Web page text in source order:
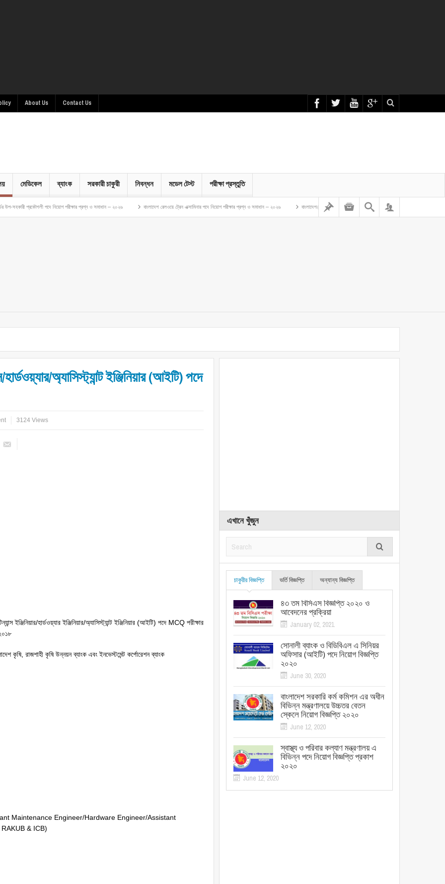
About Us Contact Us
মেডিকেল ব্যাংক সরকারী চাকুরী নিবন্ধন মডেল টেস্ট পরীক্ষা প্রস্তুতি
পদে নিয়োগ পরীক্ষার প্রশ্ন ও সমাধান – ২০২৬ বাংলাদেশ রেলওয়ে ট্রেন এক্সামিনার পদে নিয়োগ পরীক্ষার প্রশ্ন ও সমাধান – ২০২৬ বাংলাদেশ গম ও ভুট্টা গবেষণা ইনস্টিটিউট এর অফিস সহকারী কাম কম্পিউটার মুদ্রাক্ষরিক নিয়োগ লিখিত
অ্যাসিস্ট্যান্ট ইঞ্জিনিয়ার (আইটি) পদে
3124 Views
ইঞ্জিনিয়ার/হার্ডওয়্যার ইঞ্জিনিয়ার/অ্যাসিস্ট্যান্ট ইঞ্জিনিয়ার (আইটি) পদে MCQ পরীক্ষার
কৃষি, রাজশাহী কৃষি উন্নয়ন ব্যাংক এবং ইনভেস্টমেন্ট কর্পোরেশন ব্যাংক
Maintenance Engineer/Hardware Engineer/Assistant
& ICB)
এখানে খুঁজুন
চাকুরীর বিজ্ঞপ্তি ভর্তি বিজ্ঞপ্তি অন্যান্য বিজ্ঞপ্তি
৪৩ তম বিসিএস বিজ্ঞপ্তি ২০২০ ও
আবেদনের প্রক্রিয়া
January 02, 2021
সোনালী ব্যাংক ও বিডিবিএল এ সিনিয়র
অফিসার (আইটি) পদে নিয়োগ বিজ্ঞপ্তি
২০২০
June 30, 2020
বাংলাদেশ সরকারি কর্ম কমিশন এর অধীন
বিভিন্ন মন্ত্রণালয়ে উচ্চতর বেতন
স্কেলে নিয়োগ বিজ্ঞপ্তি ২০২০
June 12, 2020
স্বাস্থ্য ও পরিবার কল্যাণ মন্ত্রণালয় এ
বিভিন্ন পদে নিয়োগ বিজ্ঞপ্তি প্রকাশ
২০২০
June 12, 2020